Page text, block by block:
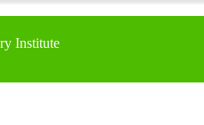
Institute